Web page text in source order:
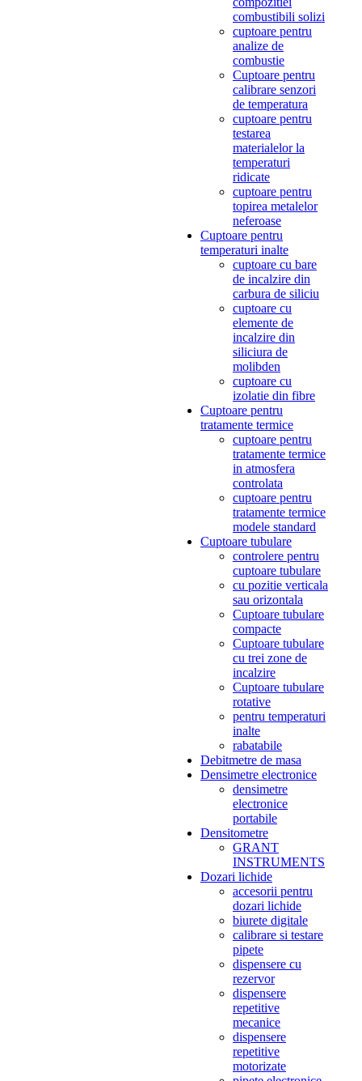
combustibili solizi
cuptoare pentru
analize de
combustie
Cuptoare pentru
calibrare senzori
de temperatura
cuptoare pentru
testarea
materialelor la
temperaturi
ridicate
cuptoare pentru
topirea metalelor
neferoase
Cuptoare pentru
temperaturi inalte
cuptoare cu bare
de incalzire din
carbura de siliciu
cuptoare cu
elemente de
incalzire din
siliciura de
molibden
cuptoare cu
izolatie din fibre
Cuptoare pentru
tratamente termice
cuptoare pentru
tratamente termice
in atmosfera
controlata
cuptoare pentru
tratamente termice
modele standard
Cuptoare tubulare
controlere pentru
cuptoare tubulare
cu pozitie verticala
sau orizontala
Cuptoare tubulare
compacte
Cuptoare tubulare
cu trei zone de
incalzire
Cuptoare tubulare
rotative
pentru temperaturi
inalte
rabatabile
Debitmetre de masa
Densimetre electronice
densimetre
electronice
portabile
Densitometre
GRANT
INSTRUMENTS
Dozari lichide
accesorii pentru
dozari lichide
biurete digitale
calibrare si testare
pipete
dispensere cu
rezervor
dispensere
repetitive
mecanice
dispensere
repetitive
motorizate